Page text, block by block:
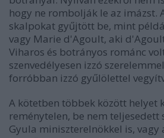
hogy ne rombolják le az imázst.
skalpokat gyűjtött be, mint
vagy Marie d'Agoult, aki
Viharos és botrányos románc
szenvedélyesen izzó
forróbban izzó gyűlölettel
A kötetben többek között helyet
reménytelen, be nem teljesedett
Gyula miniszterelnökkel is, vagy